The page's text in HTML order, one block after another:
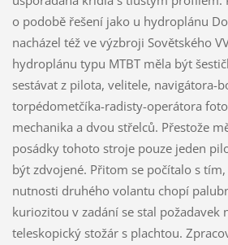
o podobě řešení jako u hydroplánu
nacházel též ve výzbroji Sovětského
hydroplánu typu MTBT měla být
sestávat z pilota, velitele, navigátora-
torpédometčíka-radisty-operátora
mechanika a dvou střelců. Přestože
posádky tohoto stroje pouze jeden
být zdvojené. Přitom se počítalo s
nutnosti druhého volantu chopí
kuriozitou v zadání se stal požadavek
teleskopický stožár s plachtou.